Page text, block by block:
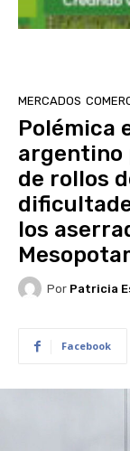
MERCADOS
Polémica
argentino
de rollos
los
Por Patricia
Facebook